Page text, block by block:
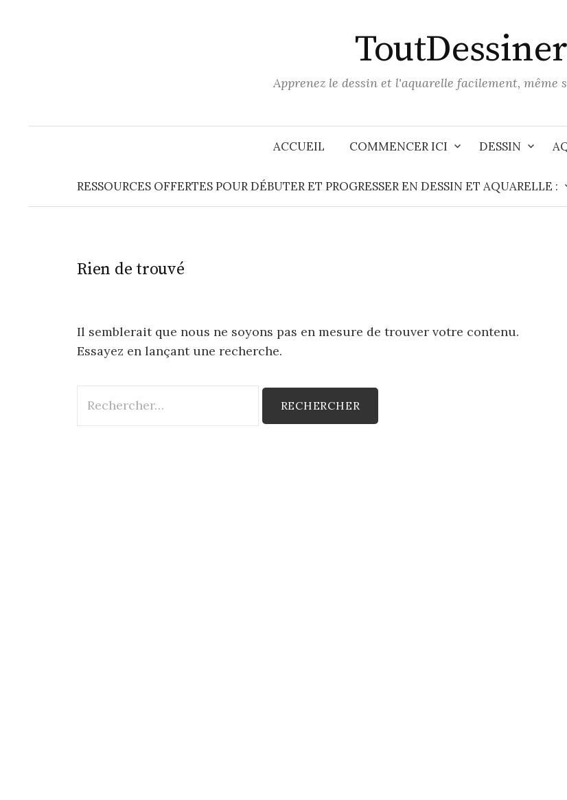
ToutDessiner
Apprenez le dessin et l'aquarelle facilement, même
ACCUEIL COMMENCER ICI DESSIN
RESSOURCES OFFERTES POUR DÉBUTER ET PROGRESSER EN DESSIN ET AQUARELLE :
Rien de trouvé
Il semblerait que nous ne soyons pas en mesure de trouver votre contenu.
Essayez en lançant une recherche.
Rechercher :